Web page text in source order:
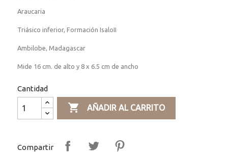
Araucaria
Triásico inferior, Formación IsaloII
Ambilobe, Madagascar
Mide 16 cm. de alto y 8 x 6.5 cm de ancho
Cantidad
 AÑADIR AL CARRITO
Compartir